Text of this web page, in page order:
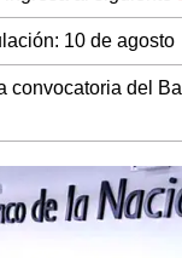
10 de agosto
convocatoria del